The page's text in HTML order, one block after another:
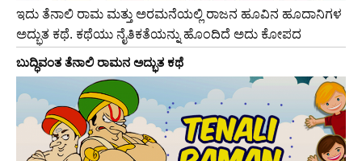
ಇದು ತೆನಾಲಿ ರಾಮ ಮತ್ತು ಅರಮನೆಯಲ್ಲಿ ರಾಜನ ಹೂವಿನ ಹೂದಾನಿಗಳ
ಅದ್ಭುತ ಕಥೆ. ಕಥೆಯು ನೈತಿಕತೆಯನ್ನು ಹೊಂದಿದೆ ಅದು ಕೋಪದ
ಬುದ್ಧಿವಂತ ತೆನಾಲಿ ರಾಮನ ಅದ್ಭುತ ಕಥೆ